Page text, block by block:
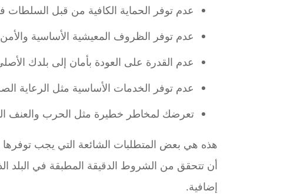
عدم توفر الحماية الكافية من قبل السلطات
عدم توفر الظروف المعيشية الأساسية
عدم القدرة على العودة بأمان إلى بلدك
عدم توفر الخدمات الأساسية مثل الرعاية
تعرضك لمخاطر خطيرة مثل الحرب والعنف
هذه هي بعض المتطلبات الشائعة التي يجب
أن تتحقق من الشروط الدقيقة المطبقة في البلد
إضافية.